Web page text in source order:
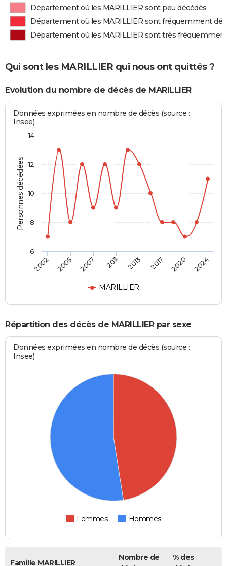
Département où les MARILLIER sont peu décédés
Département où les MARILLIER sont fréquemment
Département où les MARILLIER sont très
Qui sont les MARILLIER qui nous ont quittés ?
Evolution du nombre de décès de MARILLIER
Personnes décédées
Données exprimées en nombre de décès (source :
Insee)
MARILLIER
2002 2005 2007 2011 2013 2017 2020 2024
6
8
10
12
14
Répartition des décès de MARILLIER par sexe
Données exprimées en nombre de décès (source :
Insee)
Femmes Hommes
Famille MARILLIER
Nombre de
% des